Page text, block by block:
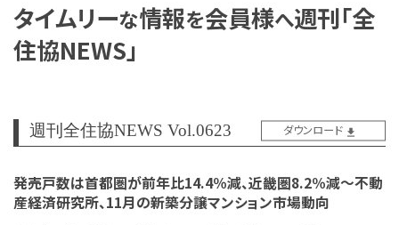
タイムリーな情報を会員様へ週刊「全
住協NEWS」
週刊全住協NEWS Vol.0623 ダウンロード
発売戸数は首都圏が前年比14.4％減、近畿圏8.2％減～不動
産経済研究所、11月の新築分譲マンション市場動向